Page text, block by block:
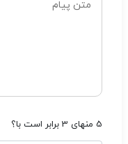
5 منهای 3 برابر است با؟